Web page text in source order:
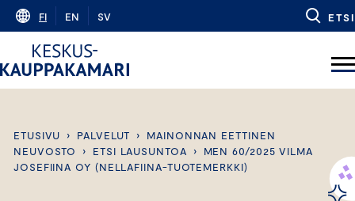
Skip
content
FI EN SV ETSI
ETUSIVU › PALVELUT ›
MAINONNAN EETTINEN
NEUVOSTO
› ETSI LAUSUNTOA ›
MEN 60/2025 VILMA
JOSEFIINA OY (NELLAFIINA-TUOTEMERKKI)